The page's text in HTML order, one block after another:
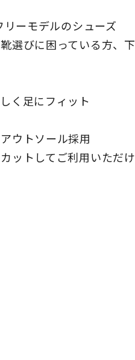
ーモデルのシューズ
選びに困っている方、下
く足にフィット
ウトソール採用
ットしてご利用いただけ